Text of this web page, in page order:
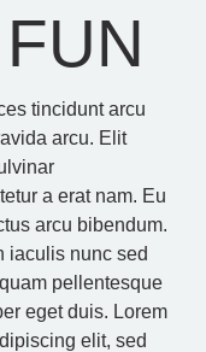
tincidunt arcu
arcu. Elit
a erat nam. Eu
arcu bibendum.
iaculis nunc sed
pellentesque
eget duis. Lorem
elit, sed